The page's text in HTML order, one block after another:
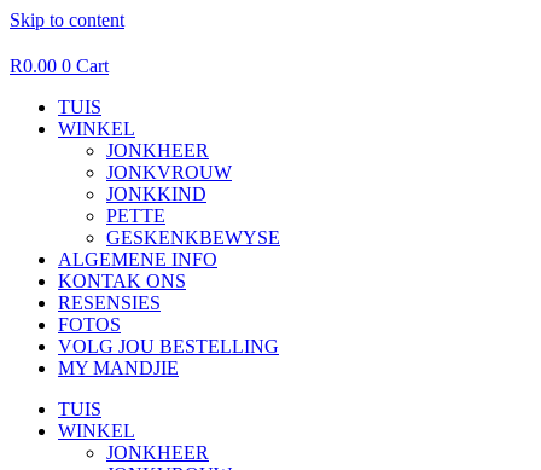
Skip to content
R0.00 0 Cart
TUIS
WINKEL
JONKHEER
JONKVROUW
JONKKIND
PETTE
GESKENKBEWYSE
ALGEMENE INFO
KONTAK ONS
RESENSIES
FOTOS
VOLG JOU BESTELLING
MY MANDJIE
TUIS
WINKEL
JONKHEER